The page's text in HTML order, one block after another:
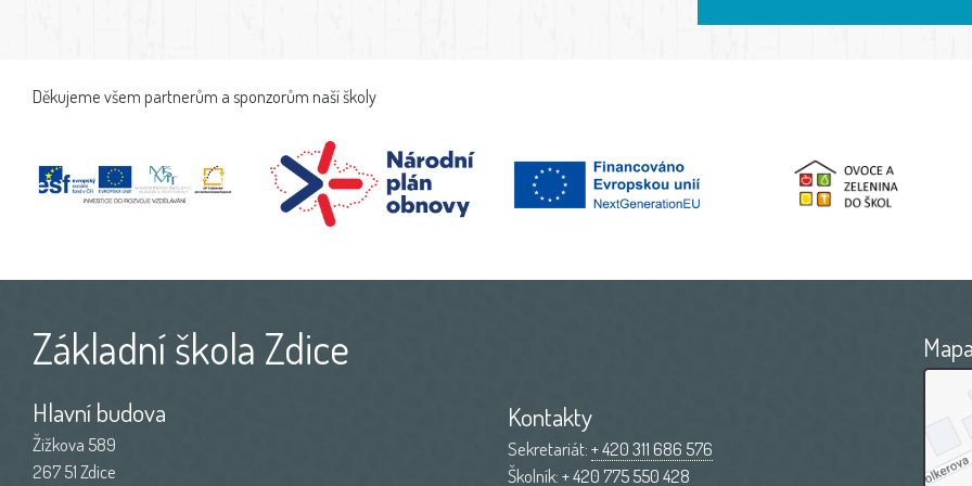
Děkujeme všem partnerům a sponzorům naší školy
Základní škola Zdice
Hlavní budova
Žižkova 589
267 51 Zdice
Kontakty
Sekretariát:+ 420 311 686 576
Školník:+ 420 775 550 428